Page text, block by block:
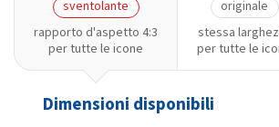
sventolante
rapporto d'aspetto 4:3
per tutte le icone
originale
stessa
per tutte le
Dimensioni disponibili